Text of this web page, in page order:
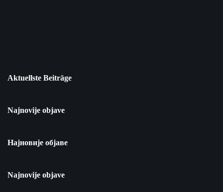
Aktuellste Beiträge
Najnovije objave
Најновије објаве
Najnovije objave